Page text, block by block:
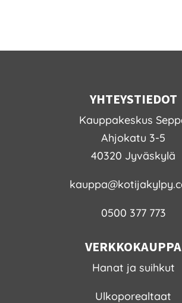
YHTEYSTIEDOT
Kauppakeskus
Ahjokatu 3-5
40320 Jyväskylä
0500 377 773
VERKKOKAUPPA
Hanat ja suihkut
Ulkoporealtaat